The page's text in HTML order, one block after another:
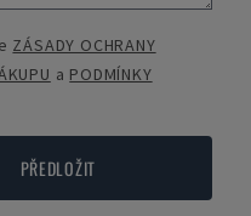
ZÁSADY OCHRANY
a PODMÍNKY
PŘEDLOŽIT